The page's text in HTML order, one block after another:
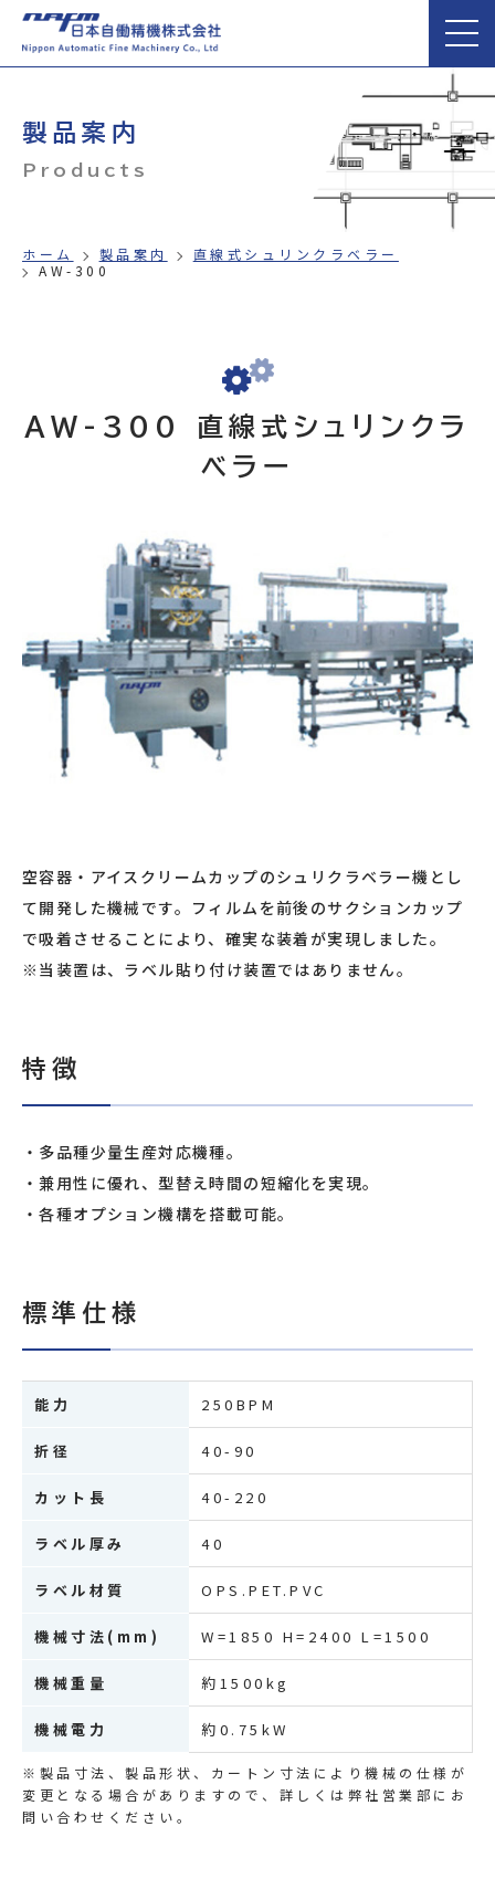
製品案内
Products
ホーム 製品案内
直線式シュリンクラベラー
AW-300
AW-300 直線式シュリンクラ
ベラー
空容器・アイスクリームカップのシュリクラベラー機とし
て開発した機械です。フィルムを前後のサクションカップ
で吸着させることにより、確実な装着が実現しました。
※当装置は、ラベル貼り付け装置ではありません。
特徴
多品種少量生産対応機種。
兼用性に優れ、型替え時間の短縮化を実現。
各種オプション機構を搭載可能。
標準仕様
能力 250BPM
折径 40-90
カット長 40-220
ラベル厚み 40
ラベル材質 OPS.PET.PVC
機械寸法(mm) W=1850 H=2400 L=1500
機械重量 約1500kg
機械電力 約0.75kW
※製品寸法、製品形状、カートン寸法により機械の仕様が
変更となる場合がありますので、詳しくは弊社営業部にお
問い合わせください。